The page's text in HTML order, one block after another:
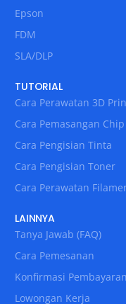
Epson
FDM
SLA/DLP
TUTORIAL
Cara Perawatan 3D
Cara Pemasangan Chip
Cara Pengisian Tinta
Cara Pengisian Toner
Cara Perawatan
LAINNYA
Tanya Jawab (FAQ)
Cara Pemesanan
Konfirmasi Pembayaran
Lowongan Kerja